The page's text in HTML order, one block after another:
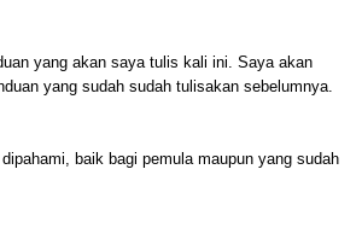
yang akan saya tulis kali ini. Saya akan
yang sudah sudah tulisakan sebelumnya.
baik bagi pemula maupun yang sudah